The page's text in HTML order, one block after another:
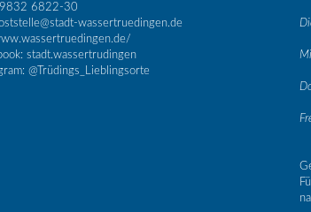
6822-30
wassertruedingen.de
stadt.wassertrudingen
@Trüdings_Lieblingsorte